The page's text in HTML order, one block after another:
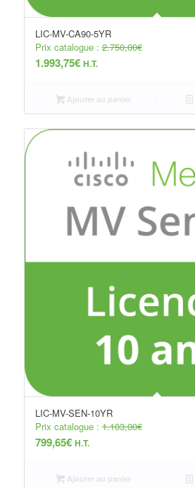
LIC-MV-CA90-5YR
Prix catalogue :2.750,00€
1.993,75€ H.T.
Ajouter au panier
LIC-MV-SEN-10YR
Prix catalogue :1.103,00€
799,65€ H.T.
Ajouter au panier